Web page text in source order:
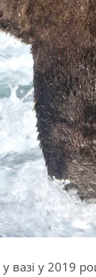
вазі у 2019